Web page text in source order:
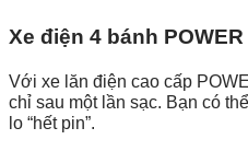
Xe điện 4 bánh POWER
Với xe lăn điện cao cấp
chỉ sau một lần sạc. Bạn có
lo “hết pin”.